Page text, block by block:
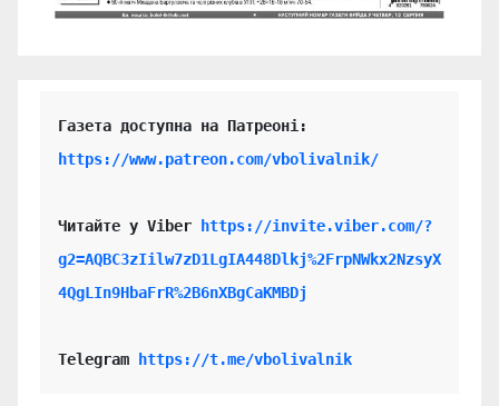
https://www.patreon.com/vbolivalnik/
Читайте у Viber
https://invite.viber.com/?
g2=AQBC3zIilw7zD1LgIA448Dlkj%2FrpNWkx2NzsyX
4QgLIn9HbaFrR%2B6nXBgCaKMBDj
Telegram https://t.me/vbolivalnik